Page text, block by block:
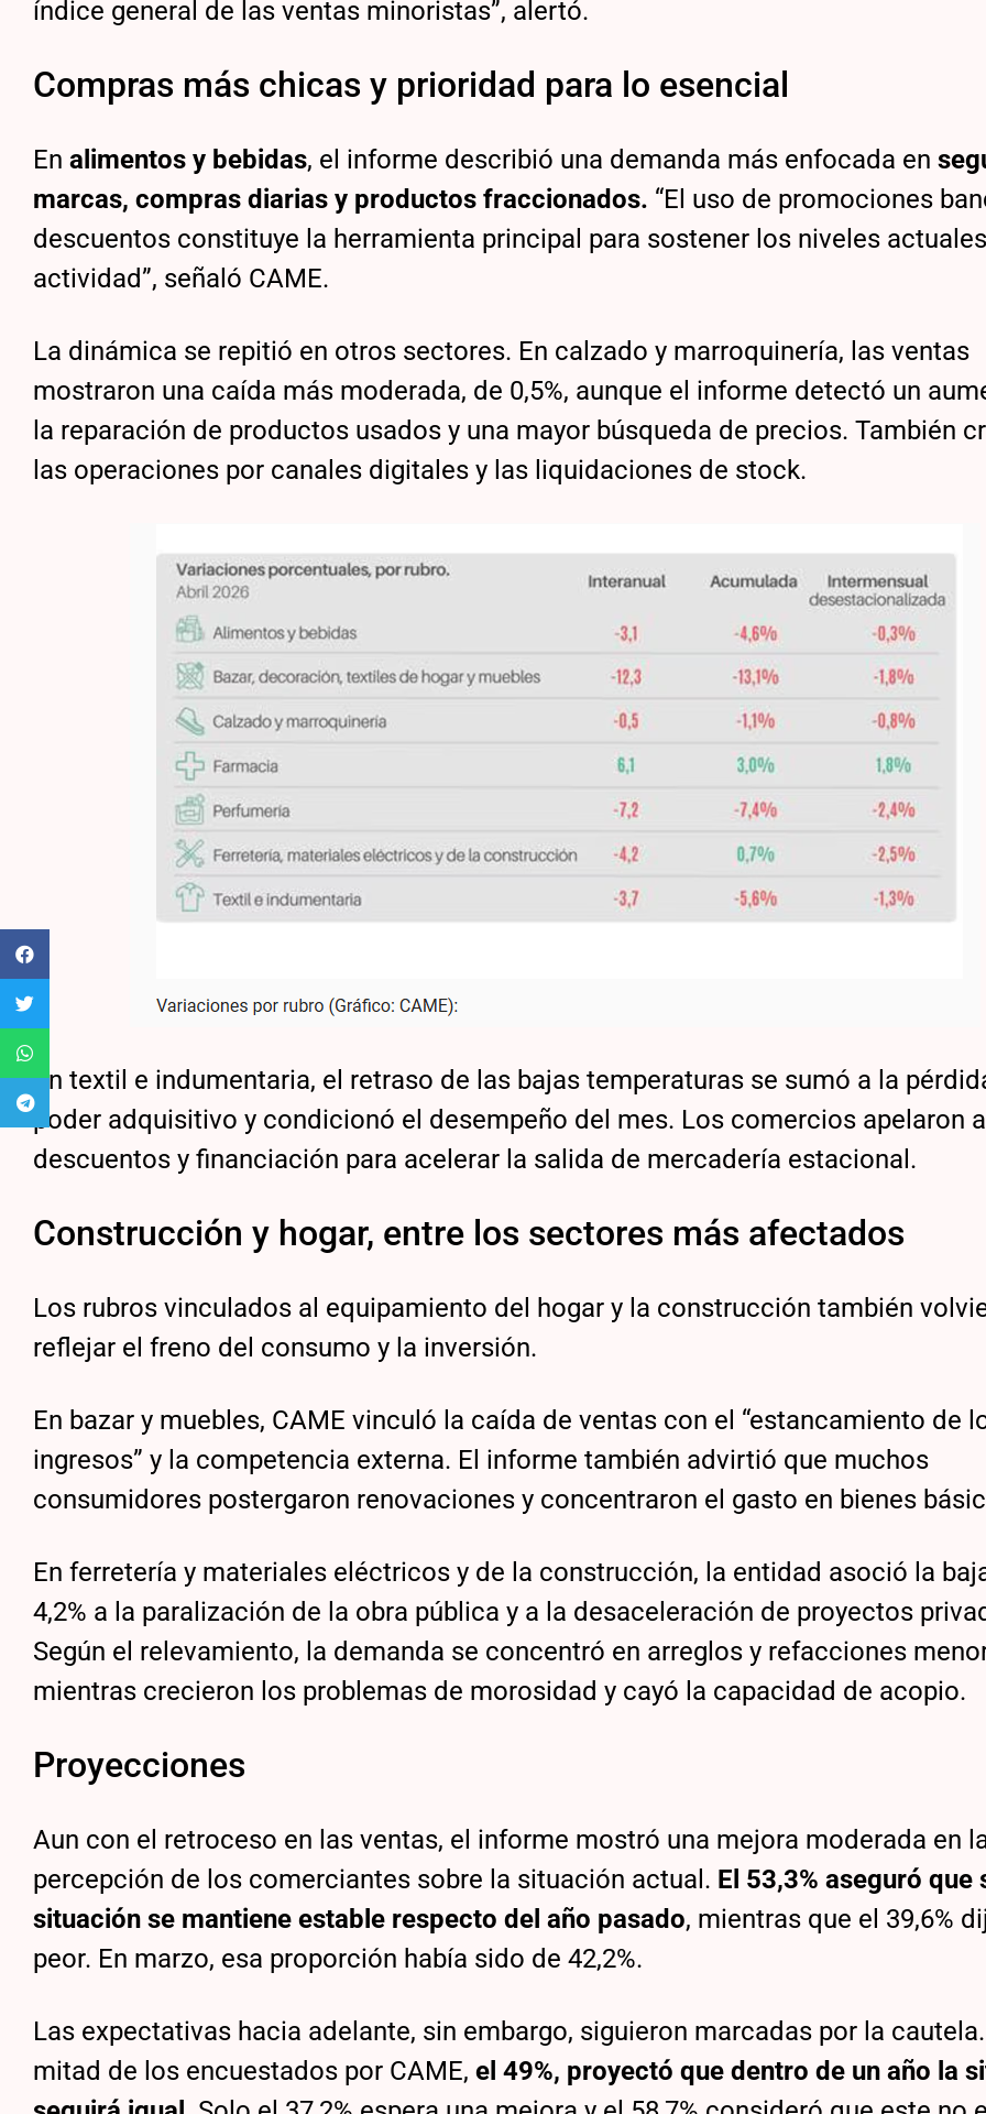
índice general de las ventas minoristas”, alertó.
Compras más chicas y prioridad para lo esencial
Enalimentos y bebidas, el informe describió una demanda más enfocada en
marcas, compras diarias y productos fraccionados. “El uso de promociones
descuentos constituye la herramienta principal para sostener los niveles
actividad”, señaló CAME.
La dinámica se repitió en otros sectores. En calzado y marroquinería, las ventas
mostraron una caída más moderada, de 0,5%, aunque el informe detectó un
la reparación de productos usados y una mayor búsqueda de precios. También
las operaciones por canales digitales y las liquidaciones de stock.
En textil e indumentaria, el retraso de las bajas temperaturas se sumó a la
poder adquisitivo y condicionó el desempeño del mes. Los comercios apelaron a
descuentos y financiación para acelerar la salida de mercadería estacional.
Construcción y hogar, entre los sectores más afectados
Los rubros vinculados al equipamiento del hogar y la construcción también
reflejar el freno del consumo y la inversión.
En bazar y muebles, CAME vinculó la caída de ventas con el “estancamiento de
ingresos” y la competencia externa. El informe también advirtió que muchos
consumidores postergaron renovaciones y concentraron el gasto en bienes
En ferretería y materiales eléctricos y de la construcción, la entidad asoció la
4,2% a la paralización de la obra pública y a la desaceleración de proyectos
Según el relevamiento, la demanda se concentró en arreglos y refacciones
mientras crecieron los problemas de morosidad y cayó la capacidad de acopio.
Proyecciones
Aun con el retroceso en las ventas, el informe mostró una mejora moderada en
percepción de los comerciantes sobre la situación actual. El 53,3% aseguró que
situación se mantiene estable respecto del año pasado, mientras que el 39,6%
peor. En marzo, esa proporción había sido de 42,2%.
Las expectativas hacia adelante, sin embargo, siguieron marcadas por la
mitad de los encuestados por CAME,el 49%, proyectó que dentro de un año la